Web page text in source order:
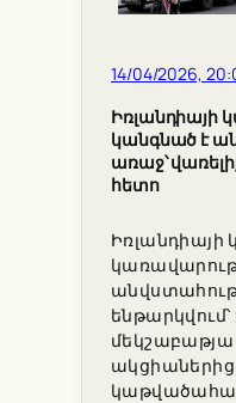
14/04/2026,
Իռլանդիայի
կանգնած է
առաջ՝
հետո
Իռլանդիայի
մեկշաբաթյա
ակցիաներից